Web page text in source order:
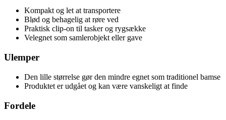
Kompakt og let at transportere
Blød og behagelig at røre ved
Praktisk clip-on til tasker og rygsække
Velegnet som samlerobjekt eller gave
Ulemper
Den lille størrelse gør den mindre egnet som traditionel bamse
Produktet er udgået og kan være vanskeligt at finde
Fordele